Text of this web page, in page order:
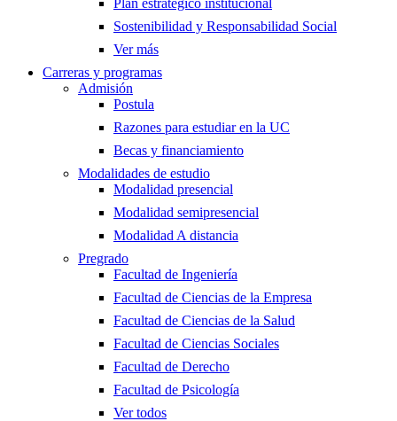
Sostenibilidad y Responsabilidad Social
Ver más
Carreras y programas
Admisión
Postula
Razones para estudiar en la UC
Becas y financiamiento
Modalidades de estudio
Modalidad presencial
Modalidad semipresencial
Modalidad A distancia
Pregrado
Facultad de Ingeniería
Facultad de Ciencias de la Empresa
Facultad de Ciencias de la Salud
Facultad de Ciencias Sociales
Facultad de Derecho
Facultad de Psicología
Ver todos